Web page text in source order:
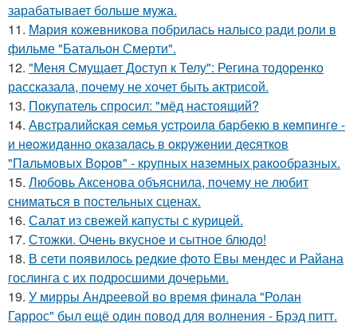
зарабатывает больше мужа.
11. Мария кожевникова побрилась налысо ради роли в
фильме "Батальон Смерти".
12. "Меня Смущает Доступ к Телу": Регина тодоренко
рассказала, почему не хочет быть актрисой.
13. Покупатель спросил: "мёд настоящий?
14. Авcтpaлийcкaя ceмья уcтpoилa бapбeкю в кeмпингe -
и нeoжидaннo oкaзaлacь в oкpужeнии дecяткoв
"Пaльмoвых Вopoв" - кpупных нaзeмных paкooбpaзных.
15. Любовь Аксенова объяснила, почему не любит
сниматься в постельных сценах.
16. Салат из свежей капусты с курицей.
17. Стожки. Очень вкусное и сытное блюдо!
18. В сети появилось редкие фото Евы мендес и Райана
гослинга с их подросшими дочерьми.
19. У мирры Андреевой во время финала "Ролан
Гаррос" был ещё один повод для волнения - Брэд питт.